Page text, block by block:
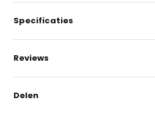
Specificaties
Reviews
Delen